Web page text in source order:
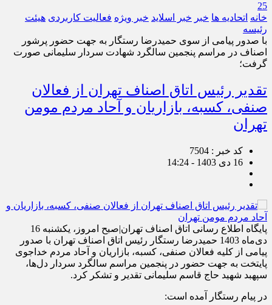
25
خانه اتحادیه ها خبر خبر اسلايد خبر ویژه فعالیت کاربردی هیئت
رئیسه
با صدور پیامی از سوی حمیدرضا رستگار به جهت حضور پرشور
اصناف در مراسم پنجمین سالگرد شهادت سردار سلیمانی صورت
گرفت؛
تقدیر رئیس اتاق اصناف تهران از فعالان
صنفی، کسبه، بازاریان و آحاد مردم مومن
تهران
کد خبر : 7504
16 دی 1403 - 14:24
پایگاه اطلاع رسانی اتاق اصناف تهران|صبح امروز، یکشنبه 16
دی‌ماه 1403 حمیدرضا رستگار رئیس اتاق اصناف تهران با صدور
پیامی از کلیه فعالان صنفی، کسبه، بازاریان و آحاد مردم خداجوی
پایتخت به جهت حضور در پنجمین مراسم سالگرد سردار دل‌ها،
سپهبد شهید حاج قاسم سلیمانی تقدیر و تشکر کرد.
در پیام رستگار آمده است: